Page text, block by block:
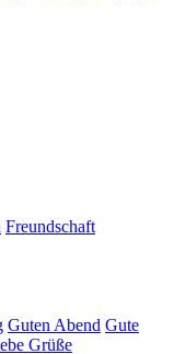
Freundschaft
Guten Abend Gute
Grüße